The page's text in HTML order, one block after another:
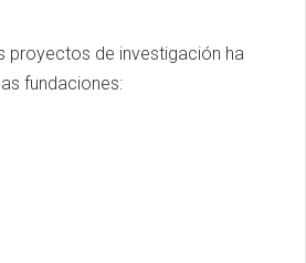
proyectos de investigación ha
fundaciones: